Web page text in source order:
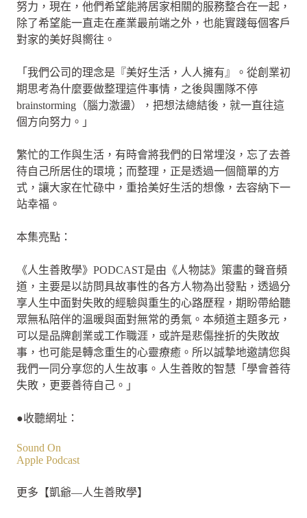
努力，現在，他們希望能將居家相關的服務整合在一起，
除了希望能一直走在產業最前端之外，也能實踐每個客戶
對家的美好與嚮往。
「我們公司的理念是『美好生活，人人擁有』。從創業初
期思考為什麼要做整理這件事情，之後與團隊不停
brainstorming（腦力激盪），把想法總結後，就一直往這
個方向努力。」
繁忙的工作與生活，有時會將我們的日常埋沒，忘了去善
待自己所居住的環境；而整理，正是透過一個簡單的方
式，讓大家在忙碌中，重拾美好生活的想像，去容納下一
站幸福。
本集亮點：
《人生善敗學》PODCAST是由《人物誌》策畫的聲音頻
道，主要是以訪問具故事性的各方人物為出發點，透過分
享人生中面對失敗的經驗與重生的心路歷程，期盼帶給聽
眾無私陪伴的溫暖與面對無常的勇氣。本頻道主題多元，
可以是品牌創業或工作職涯，或許是悲傷挫折的失敗故
事，也可能是轉念重生的心靈療癒。所以誠摯地邀請您與
我們一同分享您的人生故事。人生善敗的智慧「學會善待
失敗，更要善待自己。」
●收聽網址：
Sound On
Apple Podcast
更多【凱爺—人生善敗學】